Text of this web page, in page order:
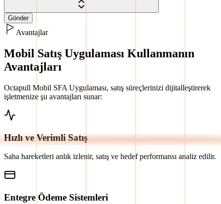
Gönder
Avantajlar
Mobil Satış Uygulaması Kullanmanın
Avantajları
Octapull Mobil SFA Uygulaması, satış süreçlerinizi dijitalleştirerek
işletmenize şu avantajları sunar:
Hızlı ve Verimli Satış
Saha hareketleri anlık izlenir, satış ve hedef performansı analiz edilir.
Entegre Ödeme Sistemleri